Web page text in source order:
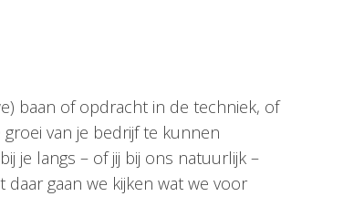
baan of opdracht in de techniek, of
van je bedrijf te kunnen
je langs – of jij bij ons natuurlijk –
gaan we kijken wat we voor